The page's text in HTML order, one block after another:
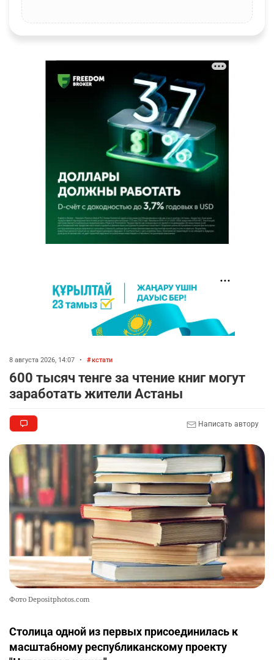
8 августа 2026, 14:07 • кстати
600 тысяч тенге за чтение книг могут
заработать жители Астаны
Написать автору
Фото Depositphotos.com
Столица одной из первых присоединилась к
масштабному республиканскому проекту